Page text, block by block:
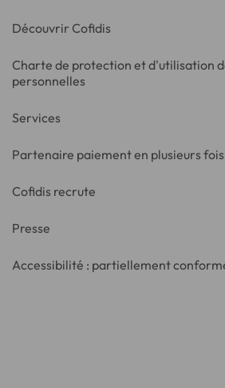
Découvrir Cofidis
Charte de protection et d'utilisation
personnelles
Services
Partenaire paiement en plusieurs fois
Cofidis recrute
Presse
Accessibilité : partiellement